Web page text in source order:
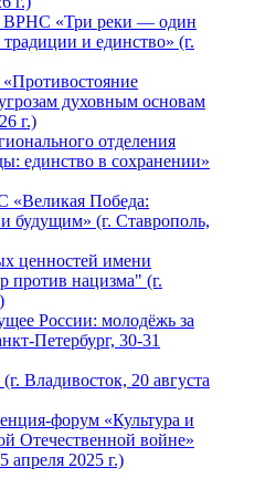
ВРНС «Три реки — один
и единство» (г.
духовным основам
г.)
отделения
единство в сохранении»
«Великая Победа:
будущим» (г. Ставрополь,
ценностей имени
нацизма" (г.
России: молодёжь за
Петербург, 30-31
Владивосток, 20 августа
форум «Культура и
Отечественной войне»
апреля 2025 г.)